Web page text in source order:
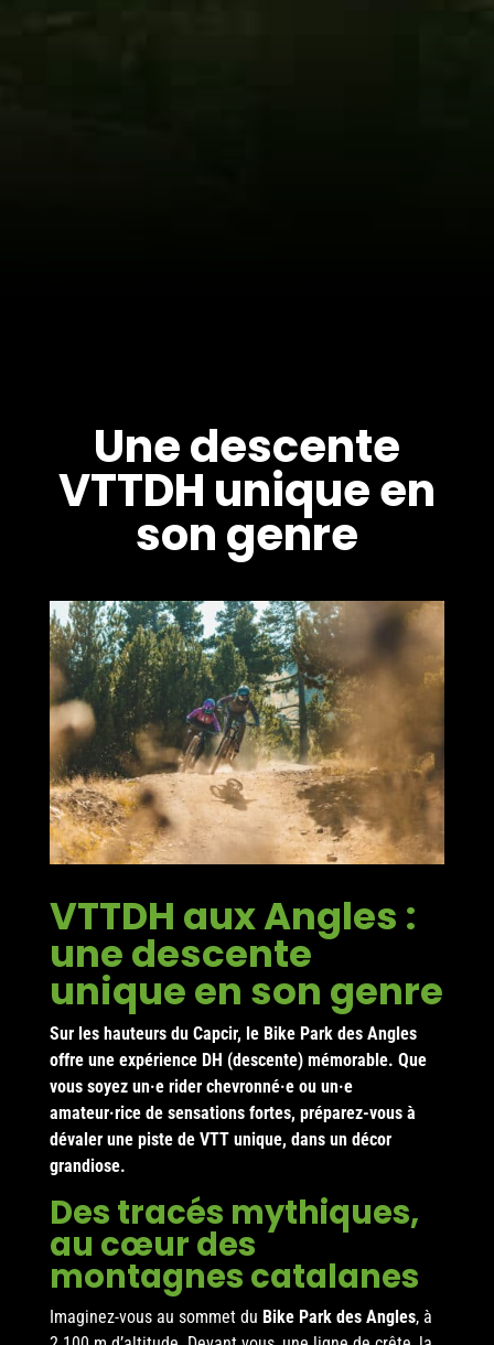
Une descente
VTTDH unique en
son genre
VTTDH aux Angles :
une descente
unique en son genre
Sur les hauteurs du Capcir, le Bike Park des Angles
offre une expérience DH (descente) mémorable. Que
vous soyez un·e rider chevronné·e ou un·e
amateur·rice de sensations fortes, préparez-vous à
dévaler une piste de VTT unique, dans un décor
grandiose.
Des tracés mythiques,
au cœur des
montagnes catalanes
Imaginez-vous au sommet du Bike Park des Angles, à